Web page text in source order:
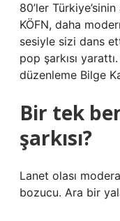
80’ler
KÖFN, daha
sesiyle sizi dans
pop şarkısı
düzenleme Bilge
Bir tek
şarkısı?
Lanet olası
bozucu. Ara bir